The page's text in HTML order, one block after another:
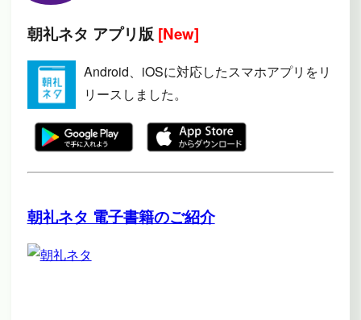
朝礼ネタ アプリ版 [New]
Android、iOSに対応したスマホアプリをリ
リースしました。
朝礼ネタ 電子書籍のご紹介